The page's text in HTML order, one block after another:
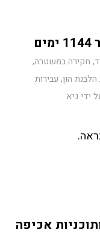
, חקירה במשטרה,
הלבנת הון, עבירות
ידיגיא
אכיפה